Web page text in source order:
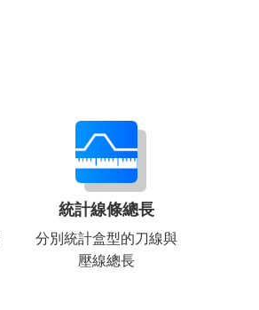
統計線條總長
分別統計盒型的刀線與
壓線總長